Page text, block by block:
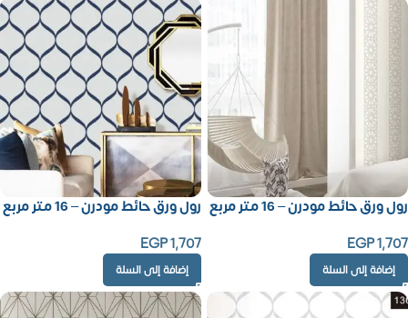
رول ورق حائط مودرن – 16 متر مربع
EGP1,707
إضافة إلى السلة
رول ورق حائط مودرن – 16 متر مربع
EGP1,707
إضافة إلى السلة